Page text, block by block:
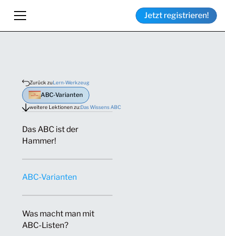
Jetzt registrieren!
Zurück zuLern-Werkzeug
ABC-Varianten
weitere Lektionen zu:Das Wissens ABC
Das ABC ist der
Hammer!
ABC-Varianten
Was macht man mit
ABC-Listen?